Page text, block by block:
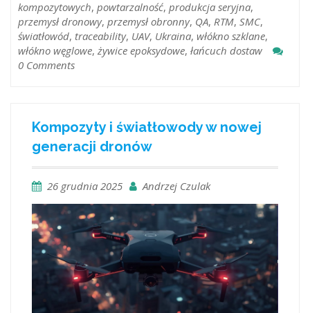
kompozytowych, powtarzalność, produkcja seryjna,
przemysł dronowy, przemysł obronny, QA, RTM, SMC,
światłowód, traceability, UAV, Ukraina, włókno szklane,
włókno węglowe, żywice epoksydowe, łańcuch dostaw
0 Comments
Kompozyty i światłowody w nowej
generacji dronów
26 grudnia 2025 Andrzej Czulak